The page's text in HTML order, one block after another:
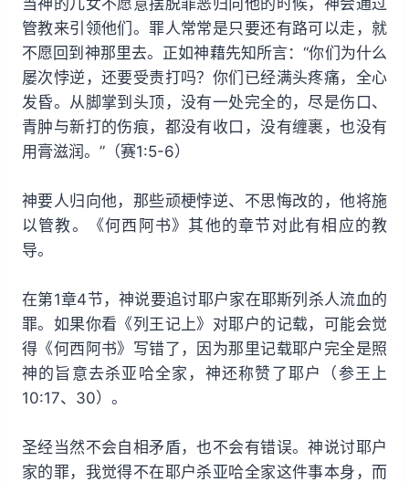
管教来引领他们。罪人常常是只要还有路可以走，就
不愿回到神那里去。正如神藉先知所言：“你们为什么
屡次悖逆，还要受责打吗？你们已经满头疼痛，全心
发昏。从脚掌到头顶，没有一处完全的，尽是伤口、
青肿与新打的伤痕，都没有收口，没有缠裹，也没有
用膏滋润。”（赛1:5-6）
神要人归向他，那些顽梗悖逆、不思悔改的，他将施
以管教。《何西阿书》其他的章节对此有相应的教
导。
在第1章4节，神说要追讨耶户家在耶斯列杀人流血的
罪。如果你看《列王记上》对耶户的记载，可能会觉
得《何西阿书》写错了，因为那里记载耶户完全是照
神的旨意去杀亚哈全家，神还称赞了耶户（参王上
10:17、30）。
圣经当然不会自相矛盾，也不会有错误。神说讨耶户
家的罪，我觉得不在耶户杀亚哈全家这件事本身，而